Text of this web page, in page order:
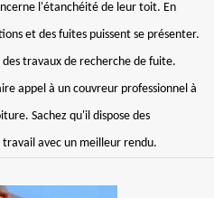
l'étanchéité de leur toit. En
et des fuites puissent se présenter.
travaux de recherche de fuite.
appel à un couvreur professionnel à
Sachez qu'il dispose des
avec un meilleur rendu.